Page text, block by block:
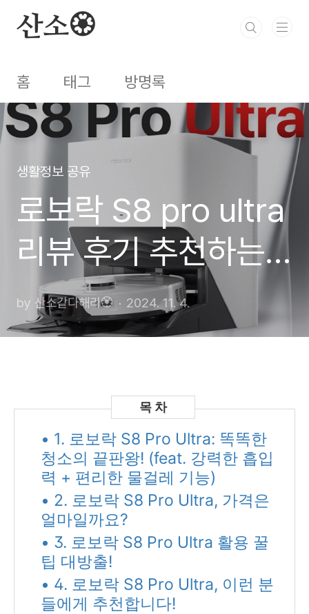
본문 바로가기
산소🏵️
홈 태그 방명록
생활정보 공유
로보락 S8 pro ultra
리뷰 후기 추천하는
이유?
by 산소같다해라🏵️ 2024. 11. 4.
• 1. 로보락 S8 Pro Ultra: 똑똑한
청소의 끝판왕! (feat. 강력한 흡입
력 + 편리한 물걸레 기능)
• 2. 로보락 S8 Pro Ultra, 가격은
얼마일까요?
• 3. 로보락 S8 Pro Ultra 활용 꿀
팁 대방출!
• 4. 로보락 S8 Pro Ultra, 이런 분
들에게 추천합니다!